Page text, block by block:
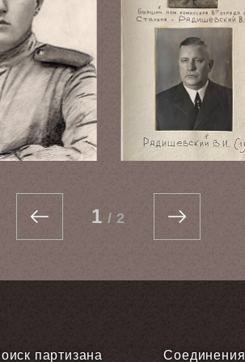
1 /2
партизана Соединения